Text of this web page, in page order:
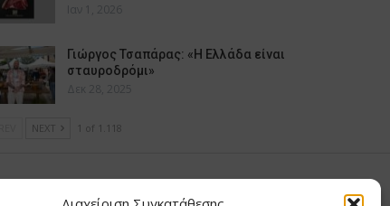
Ιαν 1, 2026
Γιώργος Τσαπάρας: «Η Ελλάδα είναι
σταυροδρόμι»
Δεκ 28, 2025
NEXT 1 of 1.118